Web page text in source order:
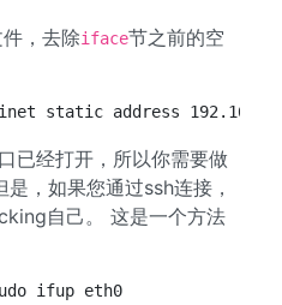
，去除iface节之前的空
static address
已经打开，所以你需要做
是，如果您通过ssh连接，
自己。 这是一个方法
ifup eth0